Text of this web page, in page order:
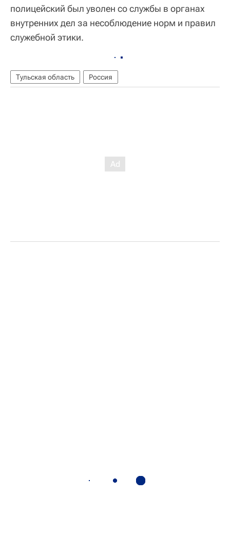
полицейский был уволен со службы в органах
внутренних дел за несоблюдение норм и правил
служебной этики.
Тульская область Россия